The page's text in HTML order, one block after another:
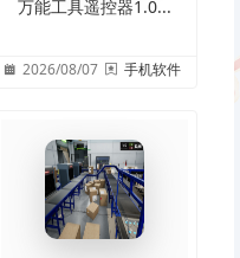
万能工具遥控器1.0...
2026/08/07 手机软件